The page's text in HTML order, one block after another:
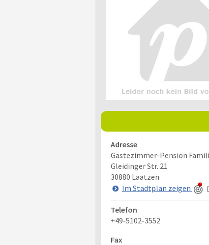
Adresse
Gästezimmer-Pension
Gleidinger Str. 21
30880 Laatzen
Im Stadtplan zeigen
Telefon
+49-5102-3552
Fax